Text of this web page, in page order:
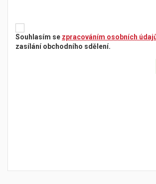
Souhlasím se zpracováním osobních
zasílání obchodního sdělení.